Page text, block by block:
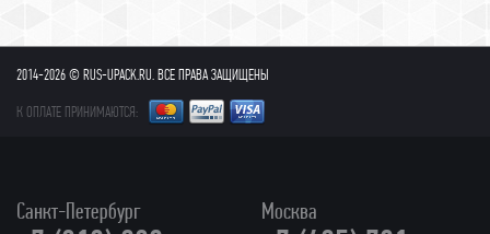
2014-2026 © RUS-UPACK.RU. ВСЕ ПРАВА ЗАЩИЩЕНЫ
К ОПЛАТЕ ПРИНИМАЮТСЯ:
Санкт-Петербург Москва